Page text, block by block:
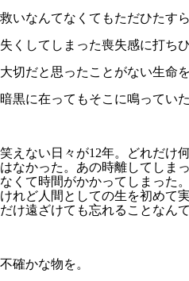
救いなんてなくてもただひたすら
失くしてしまった喪失感に打ち
大切だと思ったことがない生命
暗黒に在ってもそこに鳴っていた
笑えない日々が12年。どれだけ
はなかった。あの時離してしま
なくて時間がかかってしまった
けれど人間としての生を初めて
だけ遠ざけても忘れることなん
不確かな物を。